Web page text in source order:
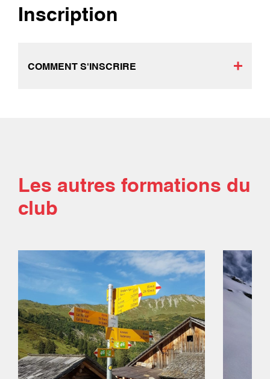
Inscription
COMMENT S'INSCRIRE
Les autres formations du
club